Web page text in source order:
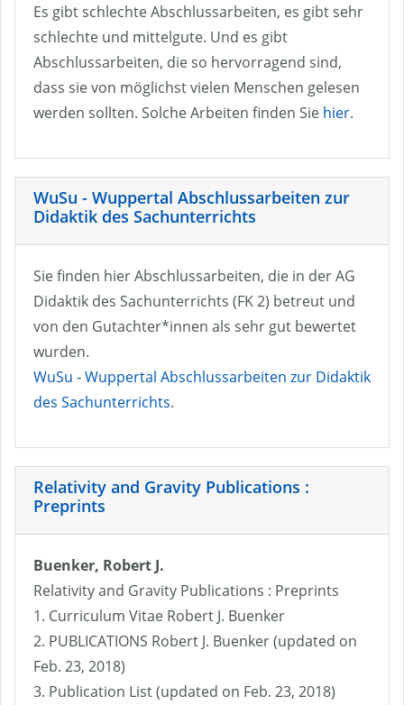
Es gibt schlechte Abschlussarbeiten, es gibt sehr
schlechte und mittelgute. Und es gibt
Abschlussarbeiten, die so hervorragend sind,
dass sie von möglichst vielen Menschen gelesen
werden sollten. Solche Arbeiten finden Sie hier.
WuSu - Wuppertal Abschlussarbeiten zur
Didaktik des Sachunterrichts
Sie finden hier Abschlussarbeiten, die in der AG
Didaktik des Sachunterrichts (FK 2) betreut und
von den Gutachter*innen als sehr gut bewertet
wurden.
WuSu - Wuppertal Abschlussarbeiten zur Didaktik
des Sachunterrichts.
Relativity and Gravity Publications :
Preprints
Buenker, Robert J.
Relativity and Gravity Publications : Preprints
1. Curriculum Vitae Robert J. Buenker
2. PUBLICATIONS Robert J. Buenker (updated on
Feb. 23, 2018)
3. Publication List (updated on Feb. 23, 2018)